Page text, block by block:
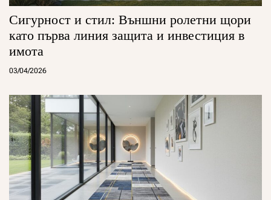
Сигурност и стил: Външни ролетни щори
като първа линия защита и инвестиция в
имота
03/04/2026